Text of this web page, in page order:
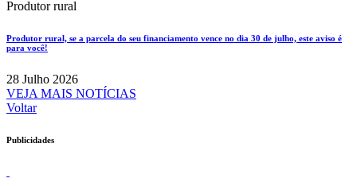
Produtor rural
Produtor rural, se a parcela do seu financiamento vence no dia 30 de julho, este aviso é
para você!
28 Julho 2026
VEJA MAIS NOTÍCIAS
Voltar
Publicidades